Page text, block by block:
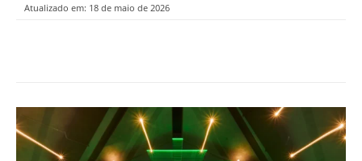
Atualizado em: 18 de maio de 2026